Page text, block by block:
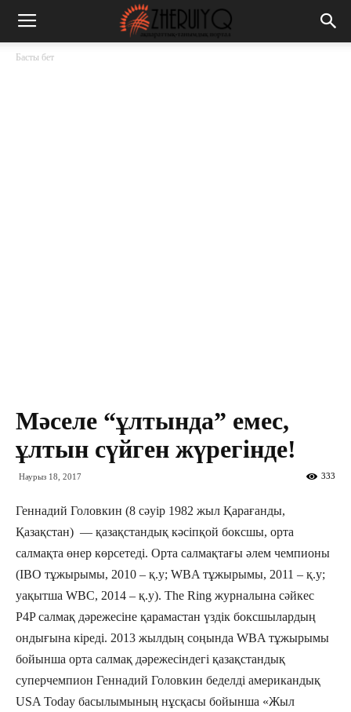
Басты бет
Мәселе “ұлтында” емес,
ұлтын сүйген жүрегінде!
Наурыз 18, 2017 333
Геннадий Головкин (8 сәуір 1982 жыл Қарағанды,
Қазақстан) — қазақстандық кәсіпқой боксшы, орта
салмақта өнер көрсетеді. Орта салмақтағы әлем чемпионы
(IBO тұжырымы, 2010 – қ.у; WBA тұжырымы, 2011 – қ.у;
уақытша WBC, 2014 – қ.у). The Ring журналына сәйкес
P4P салмақ дәрежесіне қарамастан үздік боксшылардың
ондығына кіреді. 2013 жылдың соңында WBA тұжырымы
бойынша орта салмақ дәрежесіндегі қазақстандық
суперчемпион Геннадий Головкин беделді американдық
USA Today басылымының нұсқасы бойынша «Жыл